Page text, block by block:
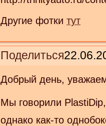
Другие фоткитут
Поделиться
Добрый день,
Мы говорили
однако как-то